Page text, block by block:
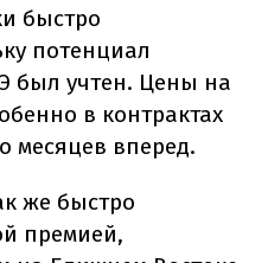
быстро
потенциал
был учтен. Цены на
в контрактах
месяцев вперед.
же быстро
премией,